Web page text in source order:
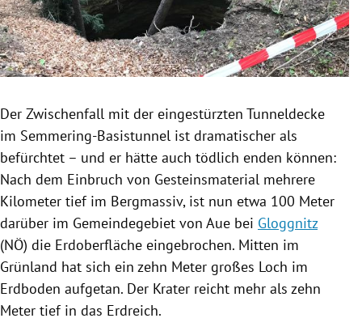
Untermenü
Untermenü
Untermenü
Der Zwischenfall mit der eingestürzten Tunneldecke
im Semmering-Basistunnel ist dramatischer als
befürchtet – und er hätte auch tödlich enden können:
Nach dem Einbruch von Gesteinsmaterial mehrere
Kilometer tief im Bergmassiv, ist nun etwa 100 Meter
darüber im Gemeindegebiet von Aue bei Gloggnitz
(NÖ) die Erdoberfläche eingebrochen. Mitten im
Grünland hat sich ein zehn Meter großes Loch im
Erdboden aufgetan. Der Krater reicht mehr als zehn
Meter tief in das Erdreich.